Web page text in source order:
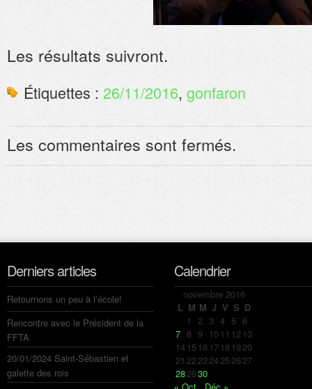
Les résultats suivront.
Étiquettes : 26/11/2016, gonfaron
Les commentaires sont fermés.
Derniers articles
Retournons un peu à l’école!
Rencontre avec le Président de la
FFTA
20/01/2024 Saint-Sébastien et
galette des rois
Calendrier
novembre 2016
L M M J V S D
1 2 3 4 5 6
7 8 9 10 11 12 13
14 15 16 17 18 1920
21 222324252627
282930